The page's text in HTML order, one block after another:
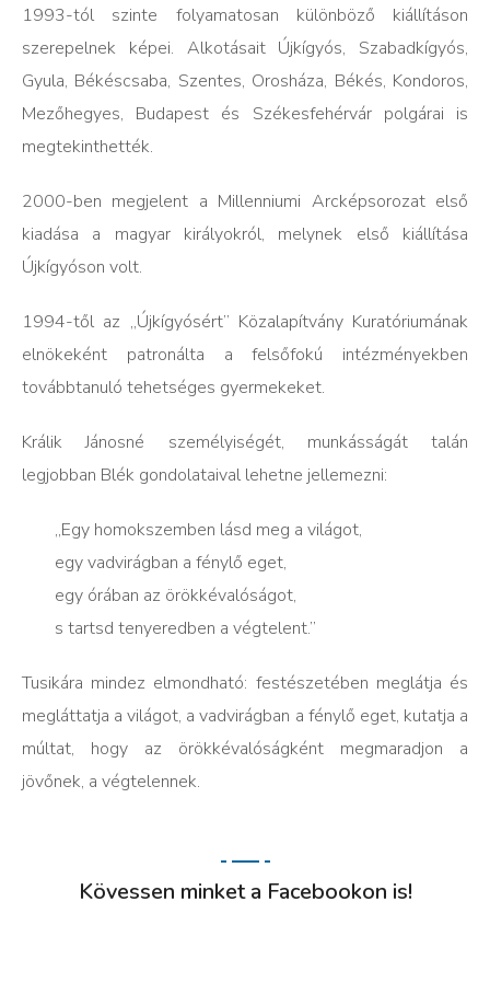
1993-tól szinte folyamatosan különböző kiállításon
szerepelnek képei. Alkotásait Újkígyós, Szabadkígyós,
Gyula, Békéscsaba, Szentes, Orosháza, Békés, Kondoros,
Mezőhegyes, Budapest és Székesfehérvár polgárai is
megtekinthették.
2000-ben megjelent a Millenniumi Arcképsorozat első
kiadása a magyar királyokról, melynek első kiállítása
Újkígyóson volt.
1994-től az „Újkígyósért” Közalapítvány Kuratóriumának
elnökeként patronálta a felsőfokú intézményekben
továbbtanuló tehetséges gyermekeket.
Králik Jánosné személyiségét, munkásságát talán
legjobban Blék gondolataival lehetne jellemezni:
„Egy homokszemben lásd meg a világot,
egy vadvirágban a fénylő eget,
egy órában az örökkévalóságot,
s tartsd tenyeredben a végtelent.”
Tusikára mindez elmondható: festészetében meglátja és
megláttatja a világot, a vadvirágban a fénylő eget, kutatja a
múltat, hogy az örökkévalóságként megmaradjon a
jövőnek, a végtelennek.
Kövessen minket a Facebookon is!